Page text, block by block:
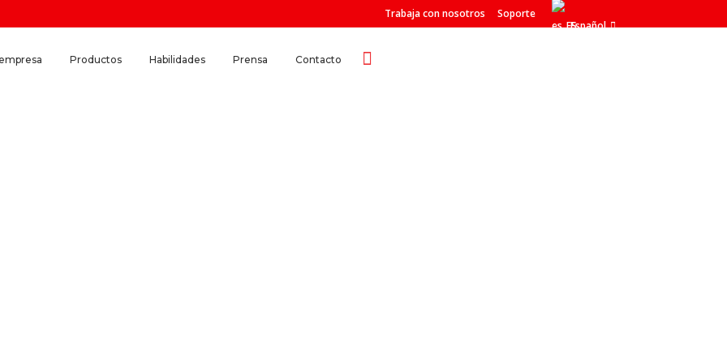
Trabaja con nosotros
Soporte
Español
Productos Habilidades Prensa Contacto